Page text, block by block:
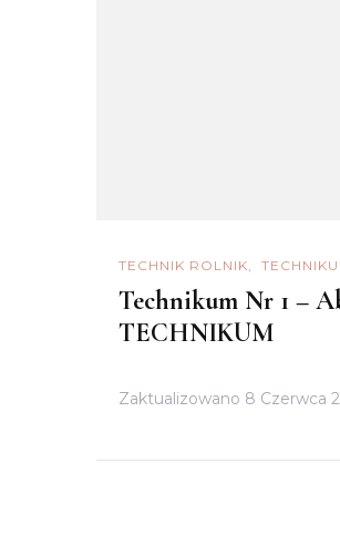
TECHNIK ROLNIK
Technikum Nr 1 –
TECHNIKUM
Zaktualizowano 8 Czerwca